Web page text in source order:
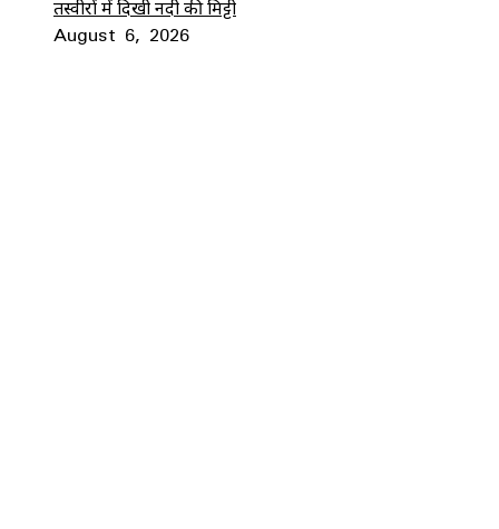
तस्वीरों में दिखी नदी की मिट्टी
August 6, 2026